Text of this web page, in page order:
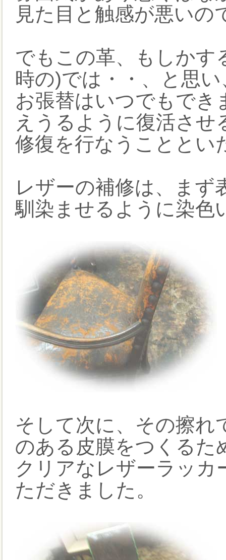
見た目と触感が悪いの
でもこの革、もしかす
時の)では・・、と思い
お張替はいつでもでき
えうるように復活させ
修復を行なうこととい
レザーの補修は、まず
馴染ませるように染色
そして次に、その擦れ
のある皮膜をつくるた
クリアなレザーラッ
ただきました。